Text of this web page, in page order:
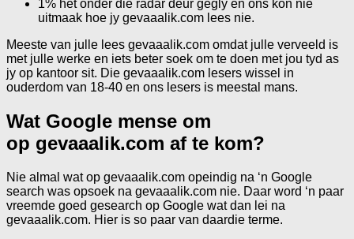
1% het onder die radar deur gegly en ons kon nie
uitmaak hoe jy gevaaalik.com lees nie.
Meeste van julle lees gevaaalik.com omdat julle verveeld is
met julle werke en iets beter soek om te doen met jou tyd as
jy op kantoor sit. Die gevaaalik.com lesers wissel in
ouderdom van 18-40 en ons lesers is meestal mans.
Wat Google mense om
op gevaaalik.com af te kom?
Nie almal wat op gevaaalik.com opeindig na ‘n Google
search was opsoek na gevaaalik.com nie. Daar word ‘n paar
vreemde goed gesearch op Google wat dan lei na
gevaaalik.com. Hier is so paar van daardie terme.